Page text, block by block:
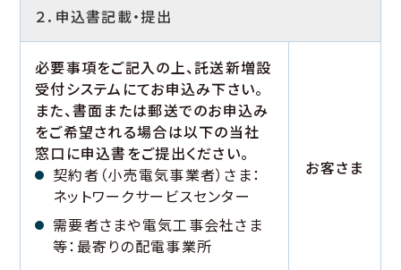
２．申込書記載・提出
必要事項をご記入の上、託送新増設
受付システムにてお申込み下さい。
また、書面または郵送でのお申込み
をご希望される場合は以下の当社
窓口に申込書をご提出ください。
契約者（小売電気事業者）さま：
ネットワークサービスセンター
需要者さまや電気工事会社さま
等：最寄りの配電事業所
お客さま